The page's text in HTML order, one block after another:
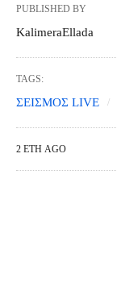
PUBLISHED BY
KalimeraEllada
TAGS:
ΣΕΙΣΜΟΣ LIVE
2 ΈΤΗ AGO